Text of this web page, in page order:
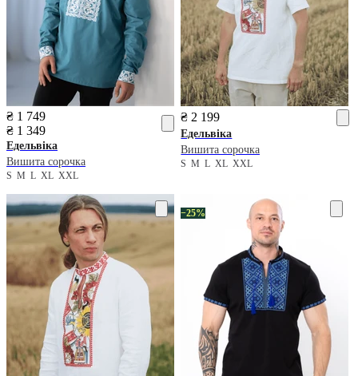
₴ 1 749
₴ 1 349
Едельвіка
Вишита сорочка
S M L XL XXL
₴ 2 199
Едельвіка
Вишита сорочка
SMLXLXXL
−25%